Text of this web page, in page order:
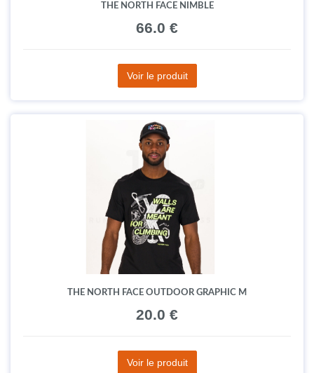
THE NORTH FACE NIMBLE
66.0 €
Voir le produit
THE NORTH FACE OUTDOOR GRAPHIC M
20.0 €
Voir le produit